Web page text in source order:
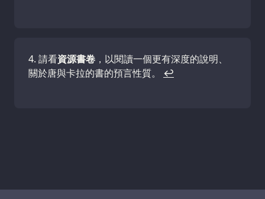
請看資源書卷 ，以閱讀一個更有深度的說明、
關於唐與卡拉的書的預言性質。 ↩